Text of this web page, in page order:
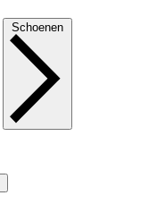
Schoenen